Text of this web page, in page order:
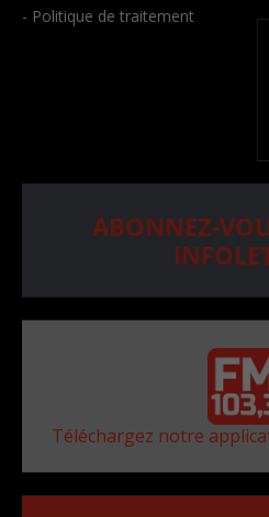
- Politique de traitement
ABONNEZ-
Téléchargez notre